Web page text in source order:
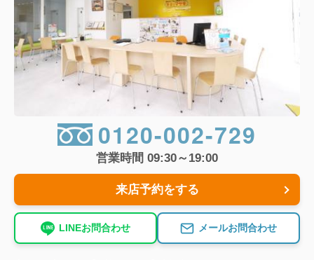
0120-002-729
営業時間 09:30～19:00
来店予約をする
LINEお問合わせ メールお問合わせ